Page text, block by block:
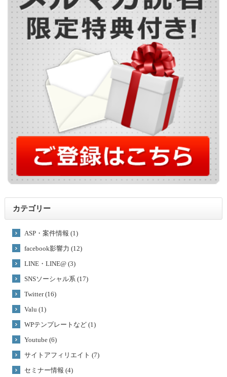
カテゴリー
ASP・案件情報 (1)
facebook影響力 (12)
LINE・LINE@ (3)
SNSソーシャル系 (17)
Twitter (16)
Valu (1)
WPテンプレートなど (1)
Youtube (6)
サイトアフィリエイト (7)
セミナー情報 (4)